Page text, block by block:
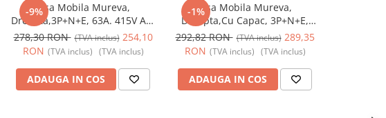
-9%Fisa Mobila Mureva,
Dreapta,3P+N+E, 63A. 415V AC,
IP67, SCH-81383, Schneider
Electric - Schneider
278,30 RON (TVA inclus) 254,10
RON (TVA inclus) (TVA inclus)
ADAUGA IN COS
-1%Fisa Mobila Mureva,
Dreapta,Cu Capac, 3P+N+E,
63A. 415V AC, IP67, SCH-81383,
Schneider Electric - Schneider
292,82 RON (TVA inclus) 289,35
RON (TVA inclus) (TVA inclus)
ADAUGA IN COS